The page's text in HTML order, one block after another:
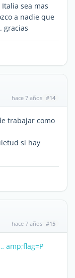
sea mas
a nadie que
gracias
hace 7 años #14
trabajar como
si hay
hace 7 años #15
amp;flag=P